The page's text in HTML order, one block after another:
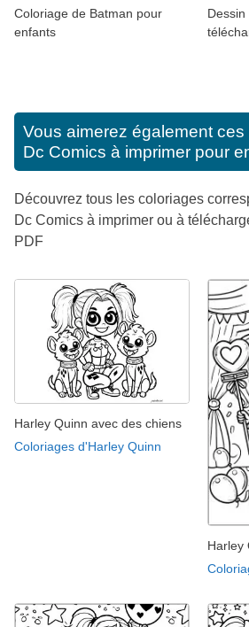
Coloriage de Batman pour
enfants
Vous aimerez également ces
Dc Comics à imprimer pour
Découvrez tous les coloriages
Dc Comics à imprimer ou à
PDF
Harley Quinn avec des chiens
Coloriages d'Harley Quinn
Harley